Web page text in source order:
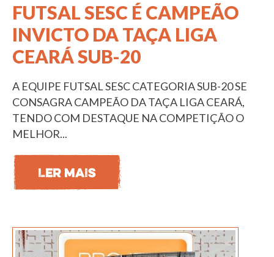
FUTSAL SESC É CAMPEÃO
INVICTO DA TAÇA LIGA
CEARÁ SUB-20
A EQUIPE FUTSAL SESC CATEGORIA SUB-20 SE
CONSAGRA CAMPEÃO DA TAÇA LIGA CEARÁ,
TENDO COM DESTAQUE NA COMPETIÇÃO O
MELHOR...